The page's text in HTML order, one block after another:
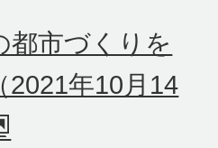
都市づくりを
2021年10月14